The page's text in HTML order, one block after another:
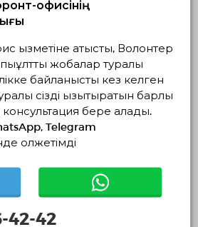
тұңғыш Президенті -
2019 жылын Жастар жылы
жылы аясында
жобасы, яғни студенттерді
пайдалы қызметке
Студент-
мақсатында жүзеге
енгізілген.
офисінің
қызметіне қатысты, Волонтер
жобалар туралы
байланысты кез келген
сізді қызықтыратын барлық
бере алады.
Telegram
қолжетімді
42-42